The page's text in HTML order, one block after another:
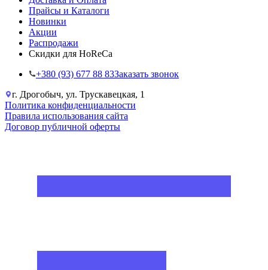
Прайсы и Каталоги
Новинки
Акции
Распродажи
Скидки для HoReCa
+38‎0 (93) 677 88 83Заказать звонок
г. Дрогобыч, ул. Трускавецкая, 1
Политика конфиденциальности
Правила использования сайта
Договор публичной оферты